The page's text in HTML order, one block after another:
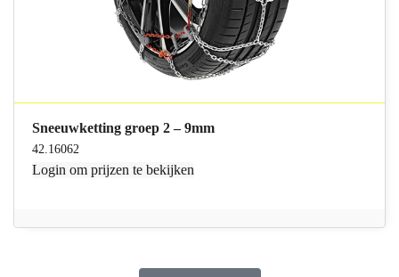
Sneeuwketting groep 2 – 9mm
42.16062
Login om prijzen te bekijken